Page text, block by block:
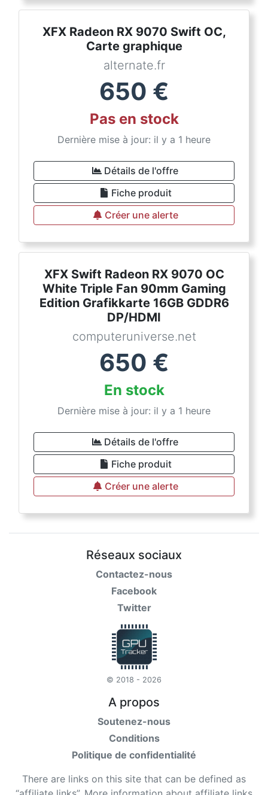
XFX Radeon RX 9070 Swift OC,
Carte graphique
alternate.fr
650 €
Pas en stock
Dernière mise à jour: il y a 1 heure
Détails de l'offre
Fiche produit
Créer une alerte
XFX Swift Radeon RX 9070 OC
White Triple Fan 90mm Gaming
Edition Grafikkarte 16GB GDDR6
DP/HDMI
computeruniverse.net
650 €
En stock
Dernière mise à jour: il y a 1 heure
Détails de l'offre
Fiche produit
Créer une alerte
Réseaux sociaux
Contactez-nous
Facebook
Twitter
© 2018 - 2026
A propos
Soutenez-nous
Conditions
Politique de confidentialité
There are links on this site that can be defined as